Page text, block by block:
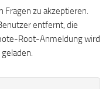
Fragen zu akzeptieren.
entfernt, die
Root-Anmeldung wird